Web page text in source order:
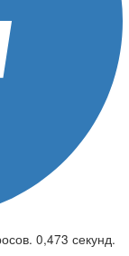
0,473 секунд.